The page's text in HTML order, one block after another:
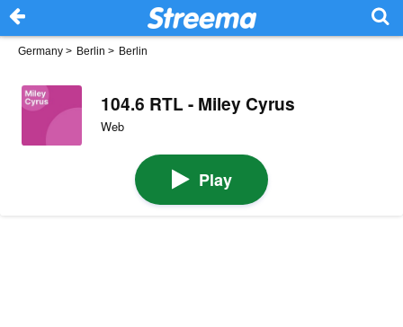
Germany > Berlin > Berlin
104.6 RTL - Miley Cyrus
Web
Play